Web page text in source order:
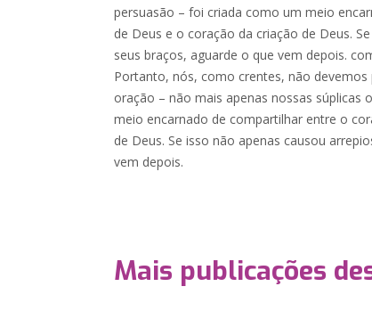
persuasão – foi criada como um meio
de Deus e o coração da criação de Deus.
seus braços, aguarde o que vem depois.
Portanto, nós, como crentes, não
oração – não mais apenas nossas súplicas
meio encarnado de compartilhar entre o
de Deus. Se isso não apenas causou
vem depois.
Mais publicações